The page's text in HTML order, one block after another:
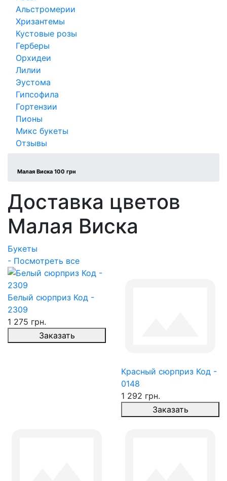
Альстромерии
Хризантемы
Кустовые розы
Герберы
Орхидеи
Лилии
Эустома
Гипсофила
Гортензии
Пионы
Микс букеты
Отзывы
Малая Виска 100 грн
Доставка цветов
Малая Виска
Букеты
- Посмотреть все
Белый сюрприз Код -
2309
1 275 грн.
Заказать
Красный сюрприз Код -
0148
1 292 грн.
Заказать